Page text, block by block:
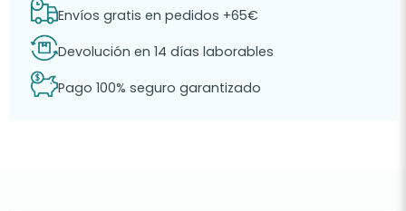
Envíos gratis en pedidos +65€
Devolución en 14 días laborables
Pago 100% seguro garantizado